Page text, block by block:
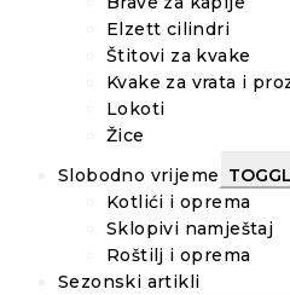
Elzett cilindri
Štitovi za kvake
Kvake za vrata i
Lokoti
Žice
Slobodno vrijeme
Kotlići i oprema
Sklopivi namještaj
Roštilj i oprema
Sezonski artikli